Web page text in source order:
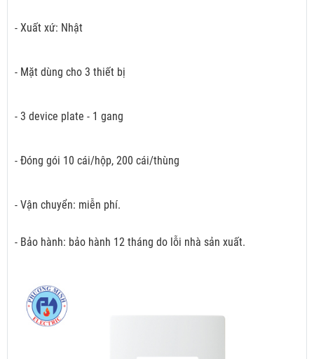
- Xuất xứ: Nhật
- Mặt dùng cho 3 thiết bị
- 3 device plate - 1 gang
- Đóng gói 10 cái/hộp, 200 cái/thùng
- Vận chuyển: miễn phí.
- Bảo hành: bảo hành 12 tháng do lỗi nhà sản xuất.